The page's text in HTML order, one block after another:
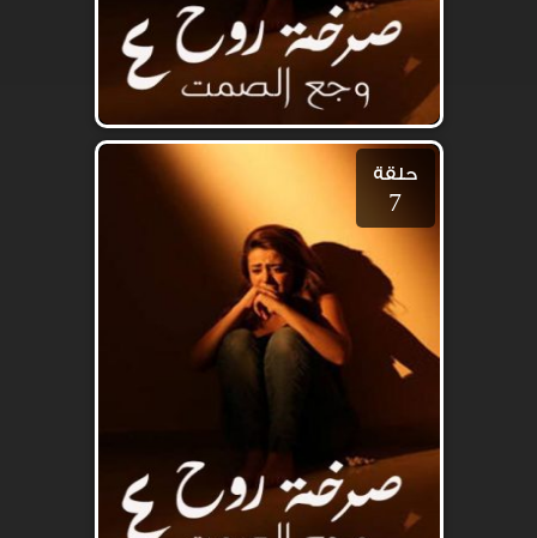
حلقة
7